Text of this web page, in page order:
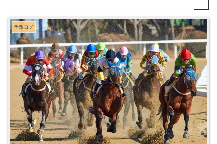
予想ログ